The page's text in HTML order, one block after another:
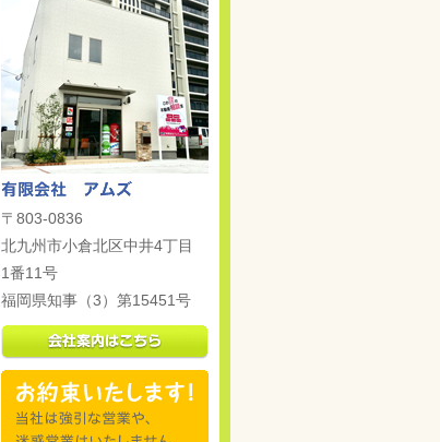
〒803-0836
北九州市小倉北区中井4丁目
1番11号
福岡県知事（3）第15451号